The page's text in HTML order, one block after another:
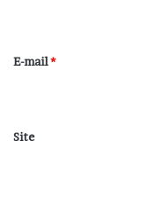
*
E-mail*
Site